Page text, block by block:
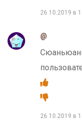
26.10.2019 в
@
26.10.2019 в